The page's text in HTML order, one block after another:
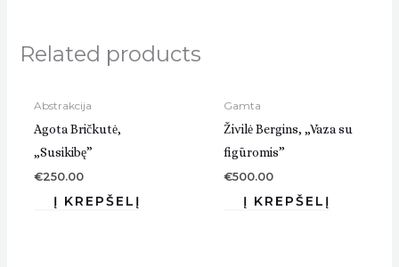
Related products
Abstrakcija
Agota Bričkutė,
„Susikibę”
€250.00
Gamta
Živilė Bergins, „Vaza su
figūromis”
€500.00